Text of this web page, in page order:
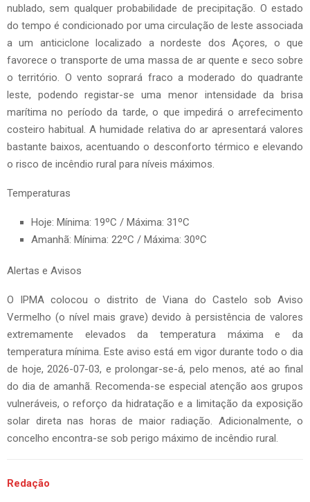
nublado, sem qualquer probabilidade de precipitação. O estado
do tempo é condicionado por uma circulação de leste associada
a um anticiclone localizado a nordeste dos Açores, o que
favorece o transporte de uma massa de ar quente e seco sobre
o território. O vento soprará fraco a moderado do quadrante
leste, podendo registar-se uma menor intensidade da brisa
marítima no período da tarde, o que impedirá o arrefecimento
costeiro habitual. A humidade relativa do ar apresentará valores
bastante baixos, acentuando o desconforto térmico e elevando
o risco de incêndio rural para níveis máximos.
Temperaturas
Hoje: Mínima: 19ºC / Máxima: 31ºC
Amanhã: Mínima: 22ºC / Máxima: 30ºC
Alertas e Avisos
O IPMA colocou o distrito de Viana do Castelo sob Aviso
Vermelho (o nível mais grave) devido à persistência de valores
extremamente elevados da temperatura máxima e da
temperatura mínima. Este aviso está em vigor durante todo o dia
de hoje, 2026-07-03, e prolongar-se-á, pelo menos, até ao final
do dia de amanhã. Recomenda-se especial atenção aos grupos
vulneráveis, o reforço da hidratação e a limitação da exposição
solar direta nas horas de maior radiação. Adicionalmente, o
concelho encontra-se sob perigo máximo de incêndio rural.
Redação